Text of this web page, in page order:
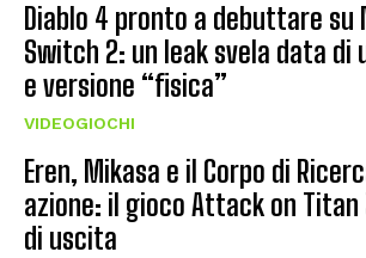
Diablo 4 pronto a debuttare su
Switch 2: un leak svela data di
e versione “fisica”
VIDEOGIOCHI
Eren, Mikasa e il Corpo di
azione: il gioco Attack on Titan
di uscita